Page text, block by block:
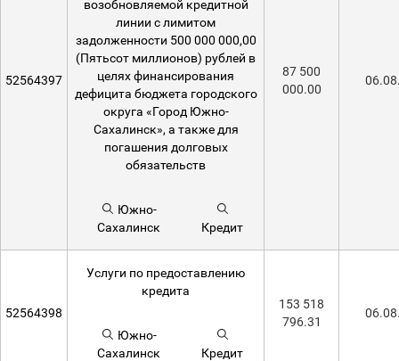
52564397
возобновляемой кредитной
линии с лимитом
задолженности 500 000 000,00
(Пятьсот миллионов) рублей в
целях финансирования
дефицита бюджета городского
округа «Город Южно-
Сахалинск», а также для
погашения долговых
обязательств
Южно-
Сахалинск
Кредит
87 500
000.00
52564398
Услуги по предоставлению
кредита
Южно-
Сахалинск
Кредит
153 518
796.31